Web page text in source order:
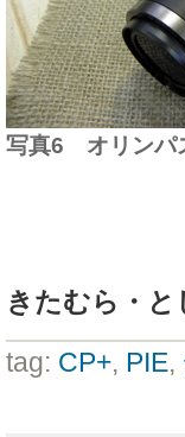
写真6 オリンパ
きたむら・と
tag: CP+, PIE,